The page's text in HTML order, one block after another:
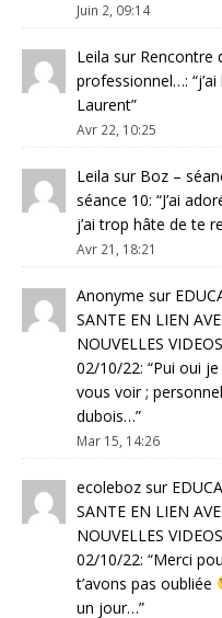
Juin 2, 09:14
Leila sur Rencontre
professionnel…: “
Laurent”
Avr 22, 10:25
Leila sur Boz –
séance 10: “J’ai
j’ai trop hâte de te
Avr 21, 18:21
Anonyme sur
SANTE EN LIEN
NOUVELLES
02/10/22: “Pui oui
vous voir ;
dubois…”
Mar 15, 14:26
ecoleboz sur
SANTE EN LIEN
NOUVELLES
02/10/22: “Merci
t’avons pas oubliée
un jour…”